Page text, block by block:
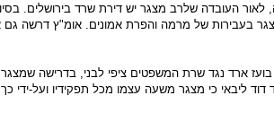
לאור העובדה שלרב מצגר יש דירת שרד בירושלים.
בעבירות של מרמה והפרת אמונים. אומ"ץ דרשה
עו"ד בועז ארד נגד שרת המשפטים ציפי לבני, בדרישה
דוד ליבאי כי מצגר משעה עצמו מכל תפקידיו ועל-ידי